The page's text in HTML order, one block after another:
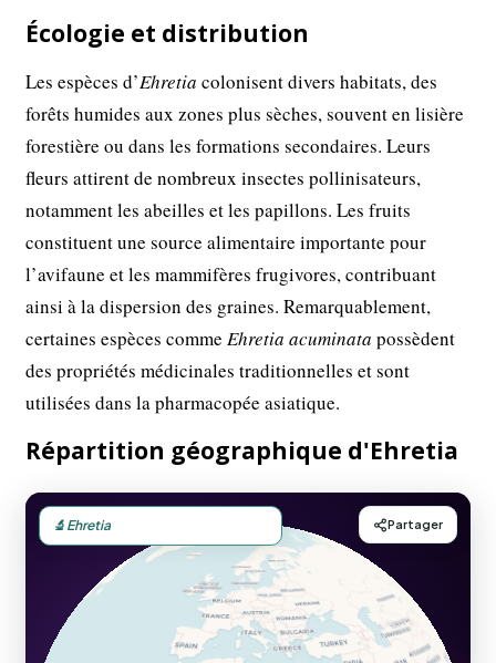
Écologie et distribution
Les espèces d’Ehretia colonisent divers habitats, des
forêts humides aux zones plus sèches, souvent en lisière
forestière ou dans les formations secondaires. Leurs
fleurs attirent de nombreux insectes pollinisateurs,
notamment les abeilles et les papillons. Les fruits
constituent une source alimentaire importante pour
l’avifaune et les mammifères frugivores, contribuant
ainsi à la dispersion des graines. Remarquablement,
certaines espèces commeEhretia acuminata possèdent
des propriétés médicinales traditionnelles et sont
utilisées dans la pharmacopée asiatique.
Répartition géographique d'Ehretia